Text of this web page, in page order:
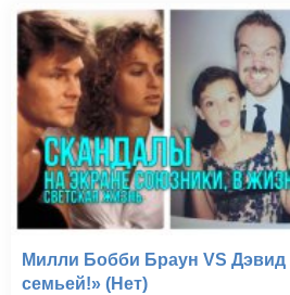
Милли Бобби Браун VS
семьей!» (Нет)